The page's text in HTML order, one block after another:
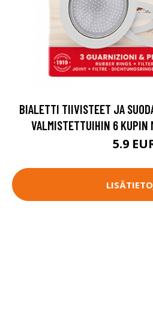
BIALETTI TIIVISTEET JA
VALMISTETTUIHIN 6 KUPIN
5.9